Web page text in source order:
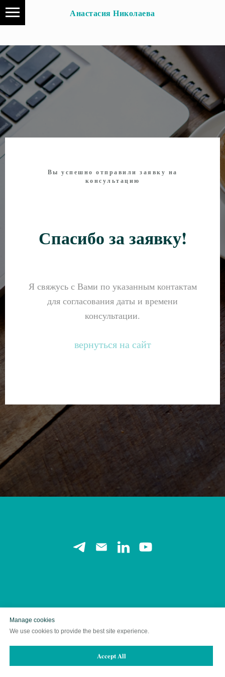
Анастасия Николаева
Manage cookies
We use cookies to provide the best site experience.
Accept All
Вы успешно отправили заявку на
консультацию
Спасибо за заявку!
Я свяжусь с Вами по указанным контактам
для согласования даты и времени
консультации.
вернуться на сайт
Политика в отношении обработки персональных данных